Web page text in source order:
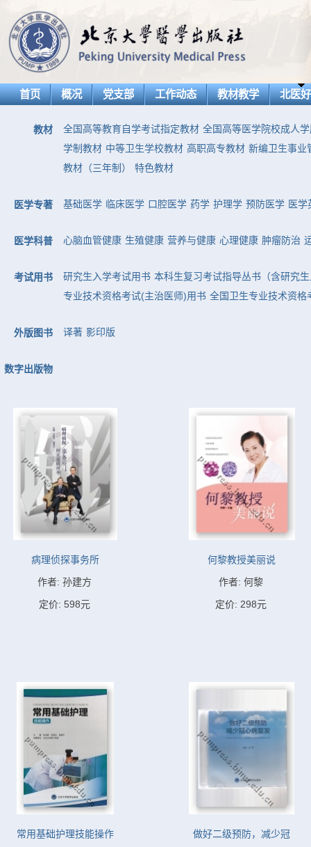
首页 概况 党支部 工作动态 教材教学 北医
教材 全国高等教育自学考试指定教材 全国高等医学院校成人
学制教材 中等卫生学校教材 高职高专教材 新编卫生事业
教材（三年制）
特色教材
医学专著 基础医学 临床医学 口腔医学 药学 护理学 预防医学 医学
医学科普 心脑血管健康 生殖健康 营养与健康 心理健康 肿瘤防治
考试用书 研究生入学考试用书 本科生复习考试指导丛书（含研究
专业技术资格考试(主治医师)用书 全国卫生专业技术资格
外版图书 译著 影印版
数字出版物
病理侦探事务所
作者: 孙建方
定价: 598元
何黎教授美丽说
作者: 何黎
定价: 298元
常用基础护理技能操作
做好二级预防，减少冠